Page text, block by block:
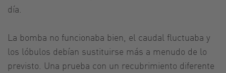
día.
La bomba no funcionaba bien, el caudal fluctuaba y
los lóbulos debían sustituirse más a menudo de lo
previsto. Una prueba con un recubrimiento diferente